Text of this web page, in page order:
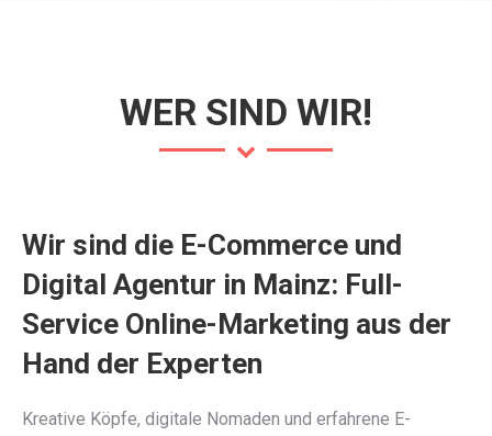
page
new
window
page
new
window
page
new
window
WER SIND WIR!
Wir sind die E-Commerce und
Digital Agentur in Mainz: Full-
Service Online-Marketing aus der
Hand der Experten
Kreative Köpfe, digitale Nomaden und erfahrene E-